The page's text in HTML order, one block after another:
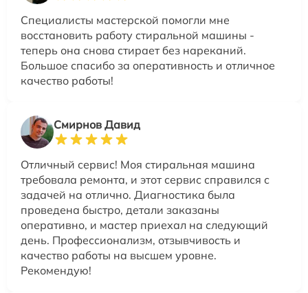
Специалисты мастерской помогли мне
восстановить работу стиральной машины -
теперь она снова стирает без нареканий.
Большое спасибо за оперативность и отличное
качество работы!
Смирнов Давид
Отличный сервис! Моя стиральная машина
требовала ремонта, и этот сервис справился с
задачей на отлично. Диагностика была
проведена быстро, детали заказаны
оперативно, и мастер приехал на следующий
день. Профессионализм, отзывчивость и
качество работы на высшем уровне.
Рекомендую!